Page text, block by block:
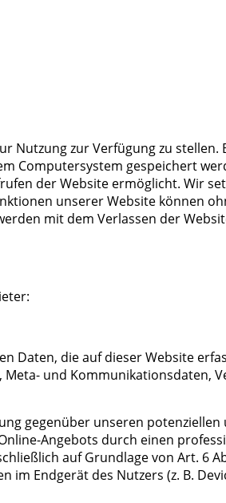
Nutzung zur Verfügung zu
Computersystem gespeichert
der Website ermöglicht. Wir
unserer Website können
mit dem Verlassen der
Daten, die auf dieser Website
Meta- und
gegenüber unseren
Angebots durch einen
auf Grundlage von Art. 6
Endgerät des Nutzers (z. B.